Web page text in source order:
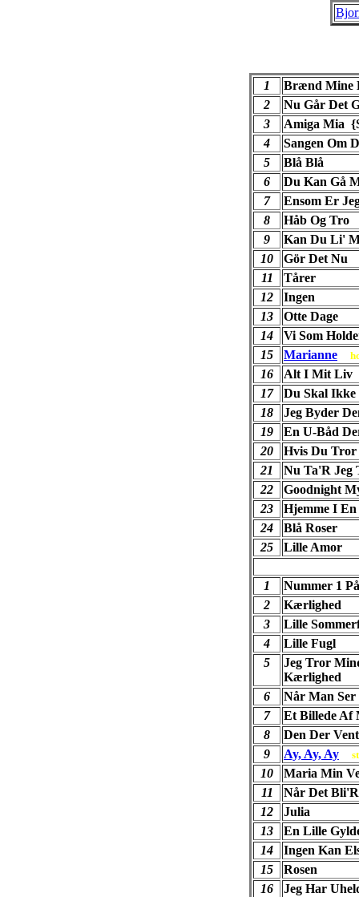
1
Brænd Mine
2
Nu Går Det
3
Amiga Mia
4
Sangen Om
5
Blå Blå
6
Du Kan Gå
7
Ensom Er
8
Håb Og Tro
9
Kan Du Li'
10
Gör Det Nu
11
Tårer
12
Ingen
13
Otte Dage
14
Vi Som
15
Marianne
16
Alt I Mit Liv
17
Du Skal Ikke
18
Jeg Byder
19
En U-Båd
20
Hvis Du Tror
21
Nu Ta'R Jeg
22
Goodnight
23
Hjemme I En
24
Blå Roser
25
Lille Amor
1
Nummer 1
2
Kærlighed
3
Lille
4
Lille Fugl
5
Jeg Tror
Kærlighed
6
Når Man Ser
7
Et Billede Af
8
Den Der
9
Ay, Ay, Ay st
10
Maria Min
11
Når Det
12
Julia
13
En Lille
14
Ingen Kan
15
Rosen
16
Jeg Har